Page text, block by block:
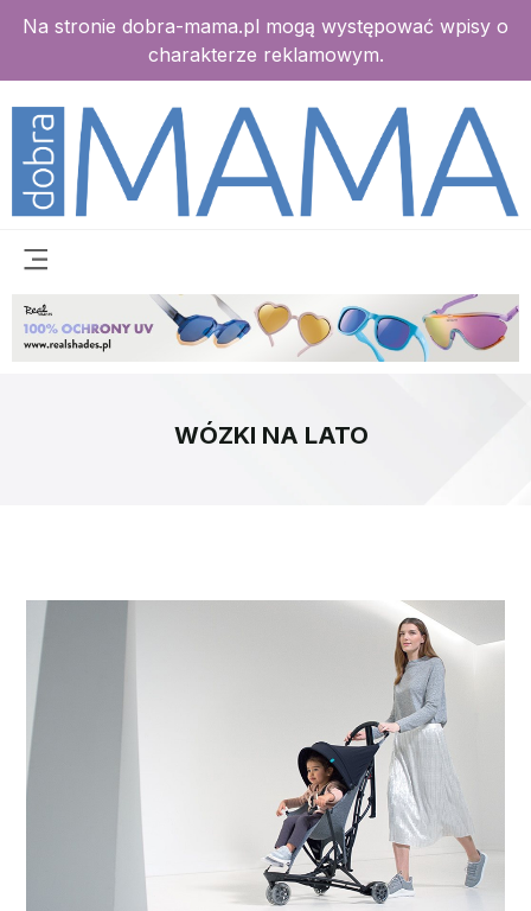
Na stronie dobra-mama.pl mogą występować wpisy o
charakterze reklamowym.
WÓZKI NA LATO